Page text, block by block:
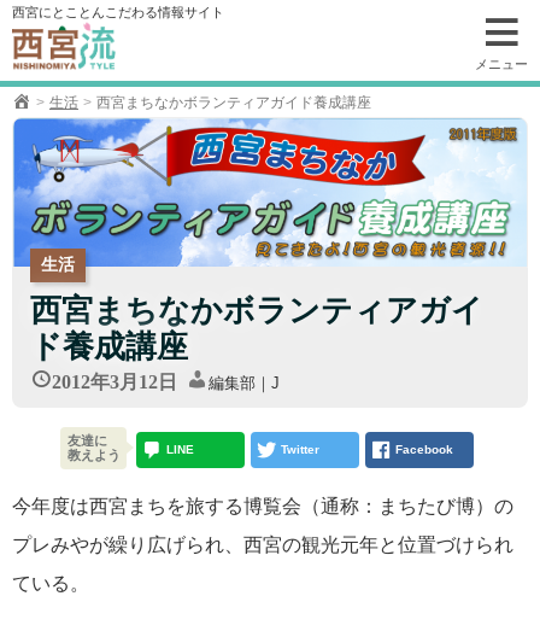
コ
ン
テ
ン
ツ
動
西宮にとことんこだわる情報サイト
メニュー
生活 西宮まちなかボランティアガイド養成講座
生活
西宮まちなかボランティアガイ
ド養成講座
2012年3月12日 編集部｜J
今年度は西宮まちを旅する博覧会（通称：まちたび博）の
プレみやが繰り広げられ、西宮の観光元年と位置づけられ
ている。
友達に
教えよう
LINE Twitter Facebook